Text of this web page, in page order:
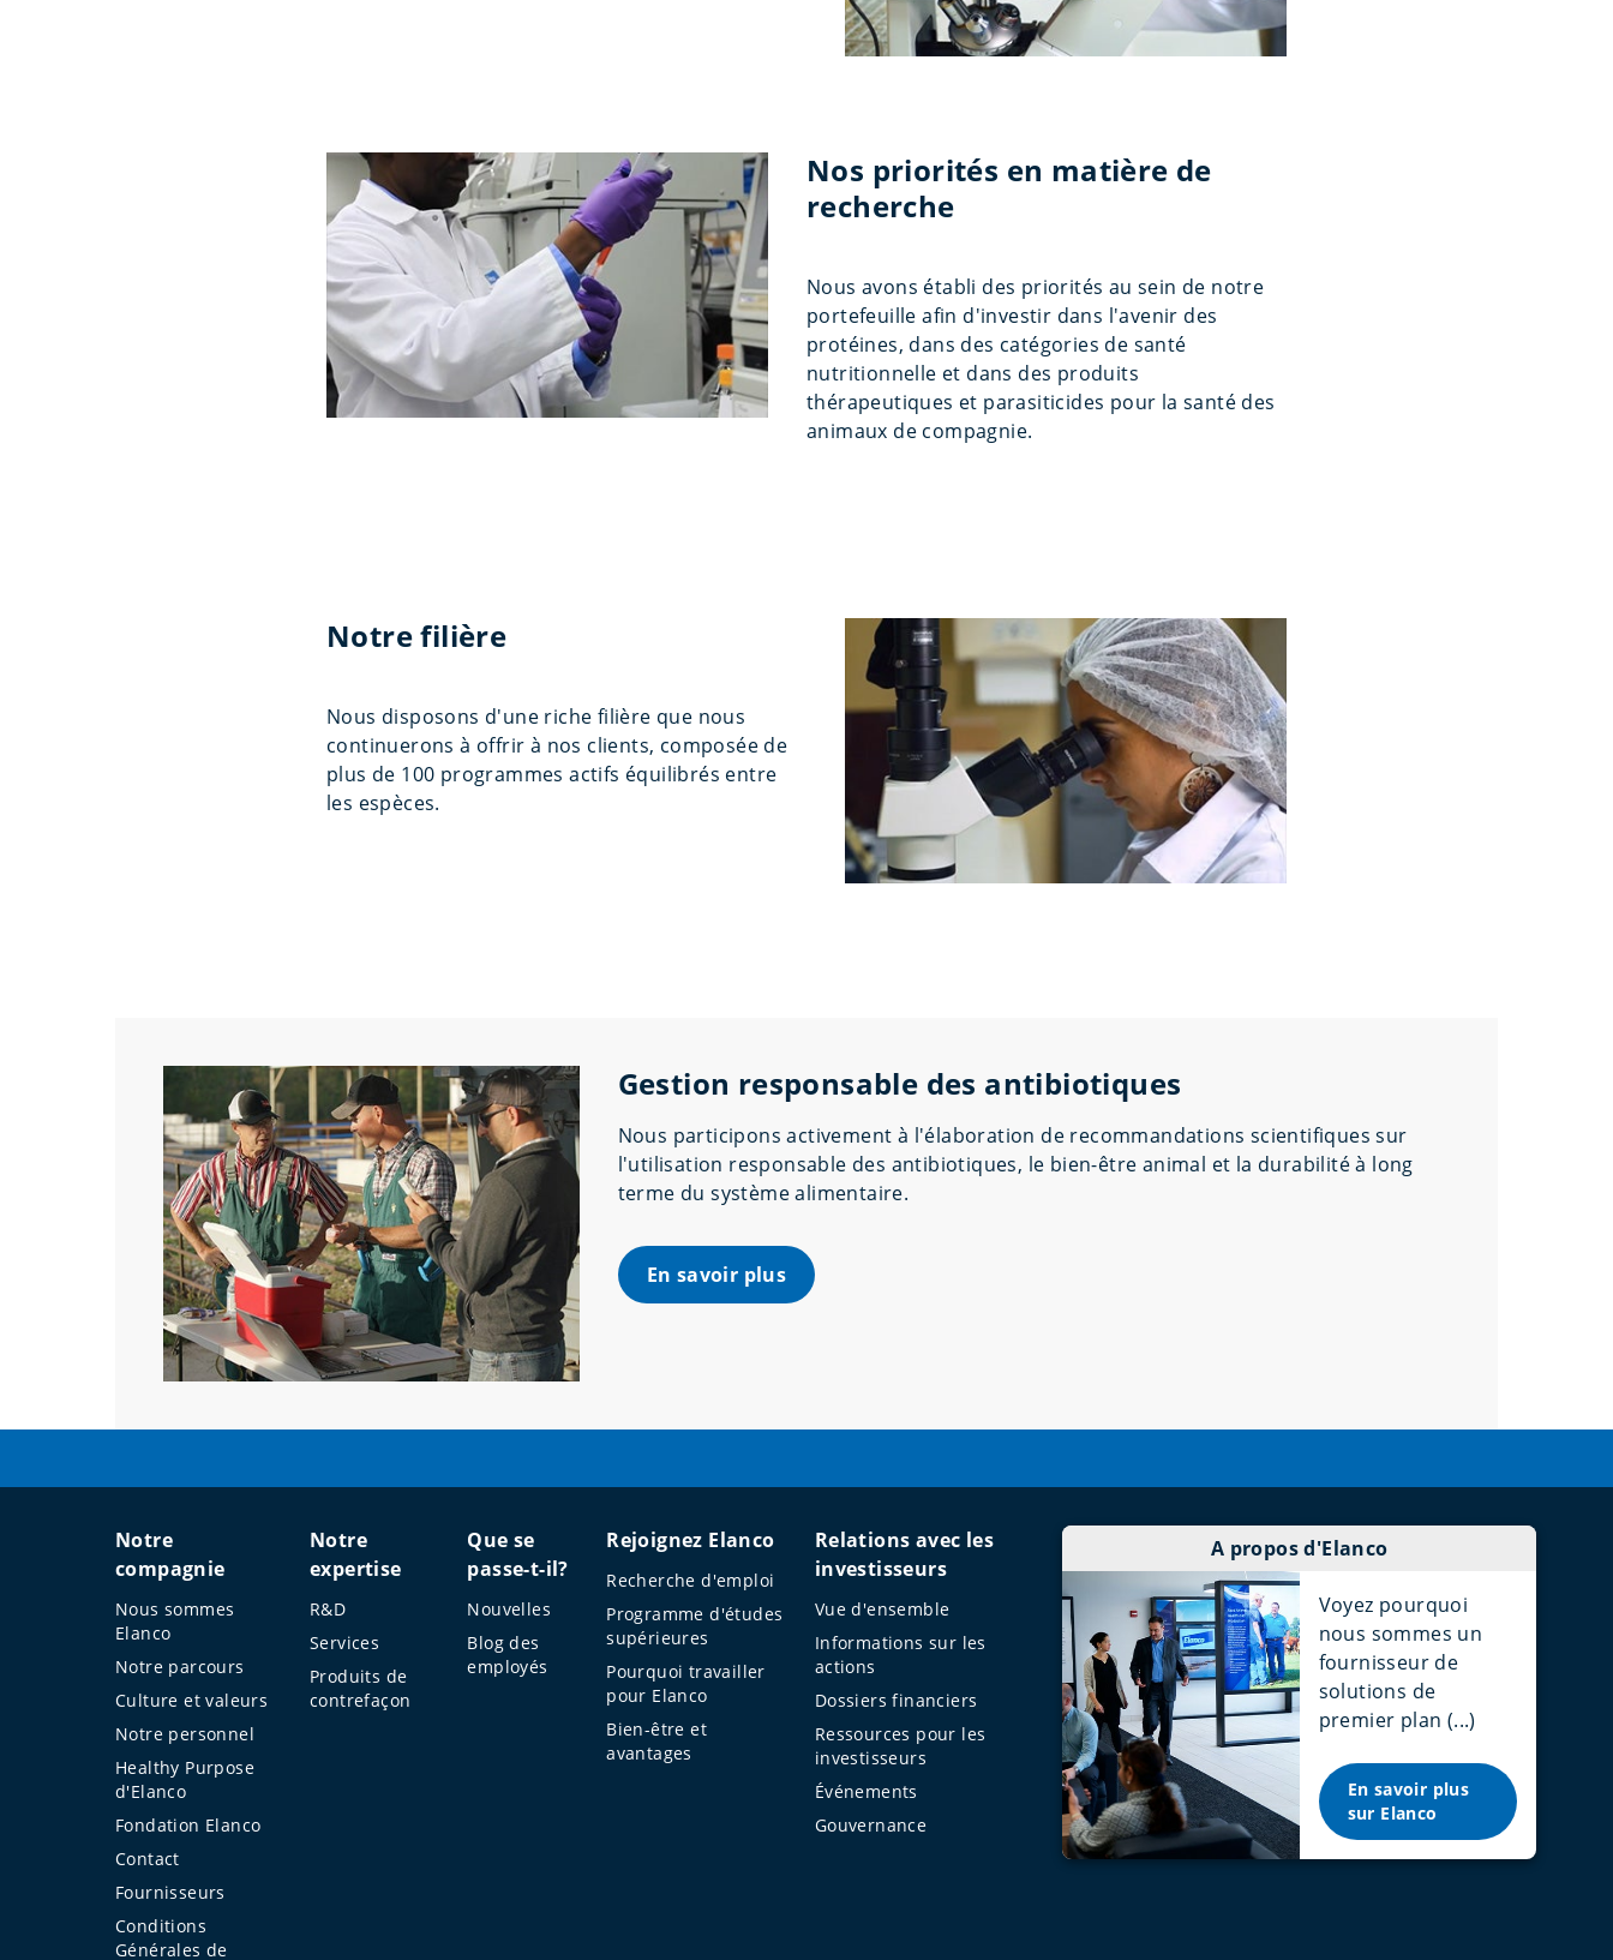
Nos priorités en matière de
recherche
Nous avons établi des priorités au sein de notre
portefeuille afin d'investir dans l'avenir des
protéines, dans des catégories de santé
nutritionnelle et dans des produits
thérapeutiques et parasiticides pour la santé des
animaux de compagnie.
Notre filière
Nous disposons d'une riche filière que nous
continuerons à offrir à nos clients, composée de
plus de 100 programmes actifs équilibrés entre
les espèces.
Gestion responsable des antibiotiques
Nous participons activement à l'élaboration de recommandations scientifiques sur
l'utilisation responsable des antibiotiques, le bien-être animal et la durabilité à long
terme du système alimentaire.
En savoir plus
Notre
compagnie
Nous sommes
Elanco
Notre parcours
Culture et valeurs
Notre personnel
Healthy Purpose
d'Elanco
Fondation Elanco
Contact
Fournisseurs
Conditions
Générales de
Notre
expertise
R&D
Services
Produits de
contrefaçon
Que se
passe-t-il?
Nouvelles
Blog des
employés
Rejoignez Elanco
Recherche d'emploi
Programme d'études
supérieures
Pourquoi travailler
pour Elanco
Bien-être et
avantages
Relations avec les
investisseurs
Vue d'ensemble
Informations sur les
actions
Dossiers financiers
Ressources pour les
investisseurs
Événements
Gouvernance
A propos d'Elanco
Voyez pourquoi
nous sommes un
fournisseur de
solutions de
premier plan (...)
En savoir plus
sur Elanco